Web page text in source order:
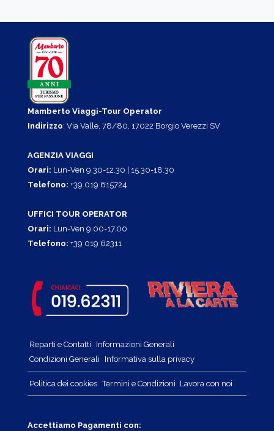
Mamberto Viaggi-Tour Operator
Indirizzo: Via Valle, 78/80, 17022 Borgio Verezzi SV
AGENZIA VIAGGI
Orari: Lun-Ven 9.30-12.30 | 15.30-18.30
Telefono: +39 019 615724
UFFICI TOUR OPERATOR
Orari: Lun-Ven 9.00-17.00
Telefono: +39 019 62311
Reparti e Contatti
Informazioni Generali
Condizioni Generali
Informativa sulla privacy
Politica dei cookies Termini e Condizioni Lavora con noi
Accettiamo Pagamenti con: